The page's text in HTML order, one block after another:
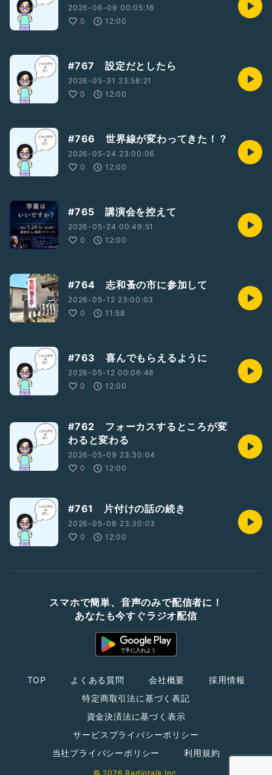
2026-06-09 00:05:16
0
12:00
#767 設定だとしたら
2026-05-31 23:58:21
0
12:00
#766 世界線が変わってきた！？
2026-05-24 23:00:06
0
12:00
#765 講演会を控えて
2026-05-24 00:49:51
0
12:00
#764 志和蚤の市に参加して
2026-05-12 23:00:03
0
11:58
#763 喜んでもらえるように
2026-05-12 00:06:48
0
12:00
#762 フォーカスするところが変
わると変わる
2026-05-09 23:30:04
0
12:00
#761 片付けの話の続き
2026-05-08 23:30:03
0
12:00
スマホで簡単、音声のみで配信者に！
あなたも今すぐラジオ配信
TOP よくある質問 会社概要
採用情報
特定商取引法に基づく表記
資金決済法に基づく表示
サービスプライバシーポリシー
当社プライバシーポリシー
利用規約
© 2026 Radiotalk Inc.